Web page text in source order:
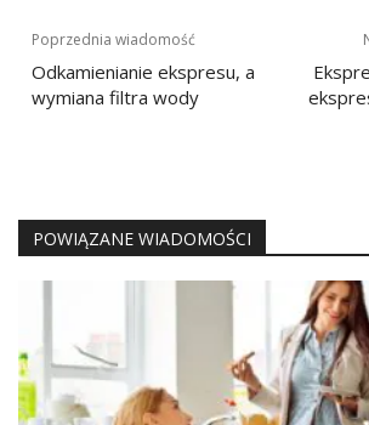
Nawigacja
wpisu
Poprzednia wiadomość
Odkamienianie ekspresu, a
wymiana filtra wody
POWIĄZANE WIADOMOŚCI